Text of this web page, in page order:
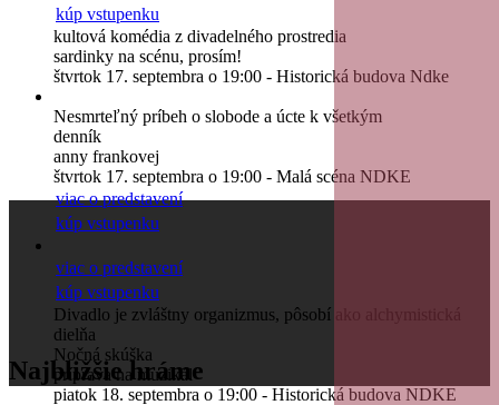
kúp vstupenku
kultová komédia z divadelného prostredia
sardinky na scénu, prosím!
štvrtok 17. septembra o 19:00 - Historická budova Ndke
Nesmrteľný príbeh o slobode a úcte k všetkým
denník
anny frankovej
štvrtok 17. septembra o 19:00 - Malá scéna NDKE
viac o predstavení
kúp vstupenku
viac o predstavení
kúp vstupenku
Divadlo je zvláštny organizmus, pôsobí ako alchymistická
dielňa
Nočná skúška
príprava na muzikál
piatok 18. septembra o 19:00 - Historická budova NDKE
Najbližšie hráme